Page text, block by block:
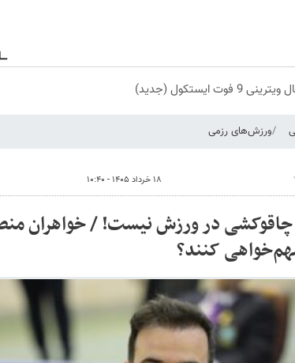
9 فوت ایستکول (جدید)
ورزش‌های رزمی
۱۸ خرداد ۱۴۰۵ - ۱۰:۴۰
در ورزش نیست! / خواهران
کنند؟